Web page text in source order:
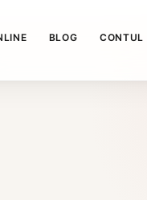
BLOG CONTUL